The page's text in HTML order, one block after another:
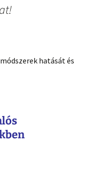
hatását és